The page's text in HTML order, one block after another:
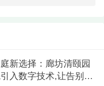
事迹。
格分为高、中、低三
提供了多样化的选
新选择：廊坊清颐园
入数字技术,让告别更